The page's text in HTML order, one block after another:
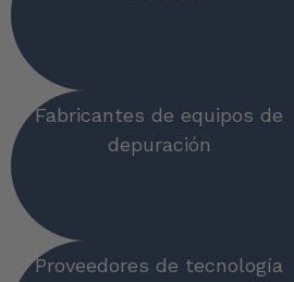
Fabricantes de equipos de
depuración
Proveedores de tecnología